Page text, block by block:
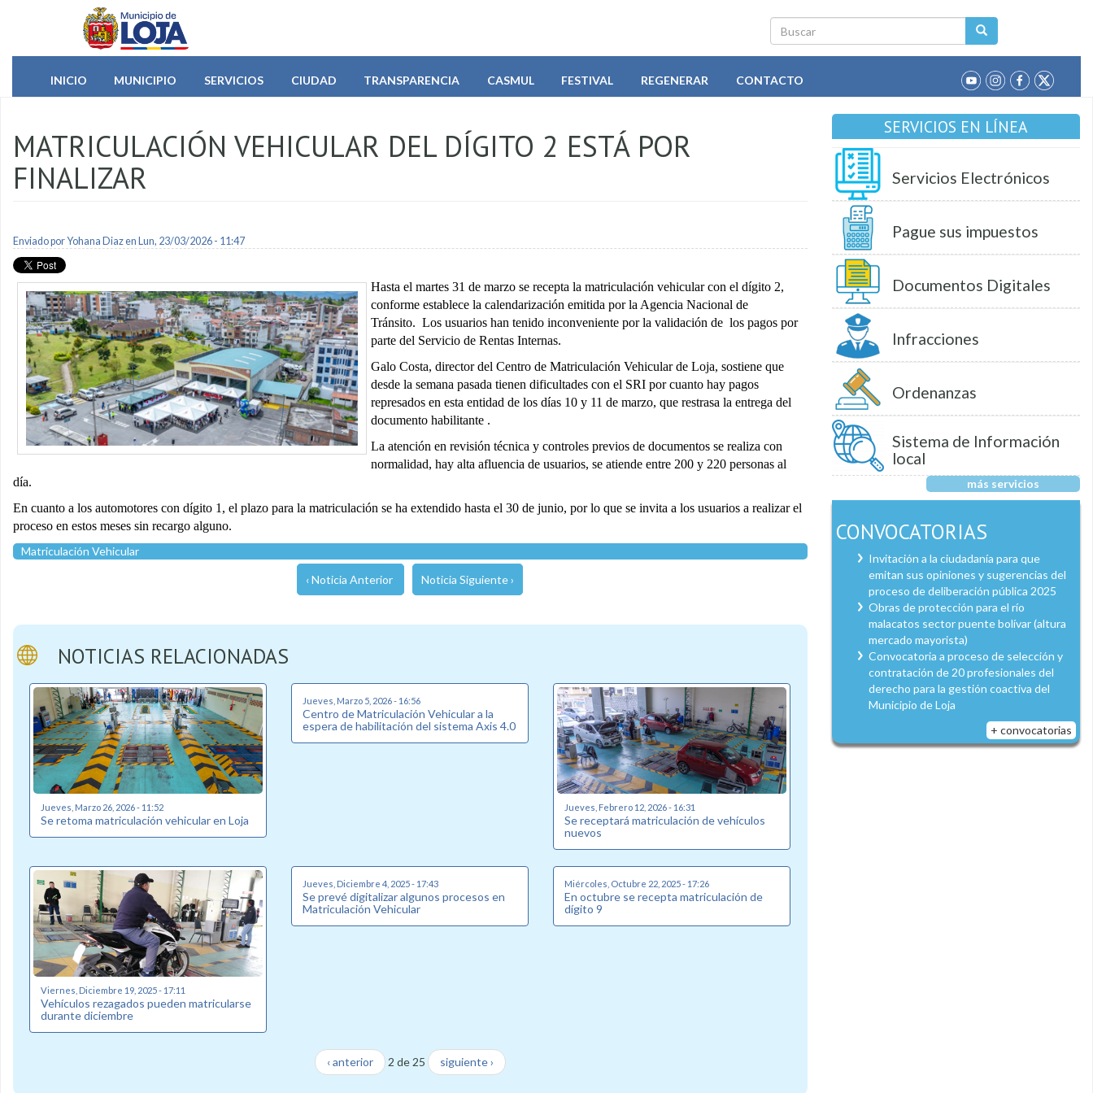
Pasar al contenido principal
Buscar
INICIO
MUNICIPIO SERVICIOS CIUDAD TRANSPARENCIA CASMUL FESTIVAL REGENERAR CONTACTO
MATRICULACIÓN VEHICULAR DEL DÍGITO 2 ESTÁ POR
FINALIZAR
Enviado porYohana Diazen Lun, 23/03/2026 - 11:47
Hasta el martes 31 de marzo se recepta la matriculación vehicular con el dígito 2,
conforme establece la calendarización emitida por la Agencia Nacional de
Tránsito. Los usuarios han tenido inconveniente por la validación de los pagos por
parte del Servicio de Rentas Internas.
Galo Costa, director del Centro de Matriculación Vehicular de Loja, sostiene que
desde la semana pasada tienen dificultades con el SRI por cuanto hay pagos
represados en esta entidad de los días 10 y 11 de marzo, que restrasa la entrega del
documento habilitante .
La atención en revisión técnica y controles previos de documentos se realiza con
normalidad, hay alta afluencia de usuarios, se atiende entre 200 y 220 personas al
día.
En cuanto a los automotores con dígito 1, el plazo para la matriculación se ha extendido hasta el 30 de junio, por lo que se invita a los usuarios a realizar el
proceso en estos meses sin recargo alguno.
Matriculación Vehicular
‹ Noticia Anterior Noticia Siguiente ›
NOTICIAS RELACIONADAS
Jueves, Marzo 26, 2026 - 11:52
Se retoma matriculación vehicular en Loja
Jueves, Marzo 5, 2026 - 16:56
Centro de Matriculación Vehicular a la
espera de habilitación del sistema Axis 4.0
Jueves, Febrero 12, 2026 - 16:31
Se receptará matriculación de vehículos
nuevos
Viernes, Diciembre 19, 2025 - 17:11
Vehículos rezagados pueden matricularse
durante diciembre
Jueves, Diciembre 4, 2025 - 17:43
Se prevé digitalizar algunos procesos en
Matriculación Vehicular
Miércoles, Octubre 22, 2025 - 17:26
En octubre se recepta matriculación de
dígito 9
‹ anterior 2 de 25 siguiente ›
SERVICIOS EN LÍNEA
Servicios Electrónicos
Pague sus impuestos
Documentos Digitales
Infracciones
Ordenanzas
Sistema de Información
local
más servicios
CONVOCATORIAS
Invitación a la ciudadanía para que
emitan sus opiniones y sugerencias del
proceso de deliberación pública 2025
Obras de protección para el río
malacatos sector puente bolívar (altura
mercado mayorista)
Convocatoria a proceso de selección y
contratación de 20 profesionales del
derecho para la gestión coactiva del
Municipio de Loja
+ convocatorias